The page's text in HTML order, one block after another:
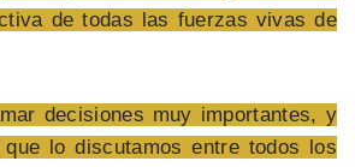
de todas las fuerzas vivas de
decisiones muy importantes, y
lo discutamos entre todos los